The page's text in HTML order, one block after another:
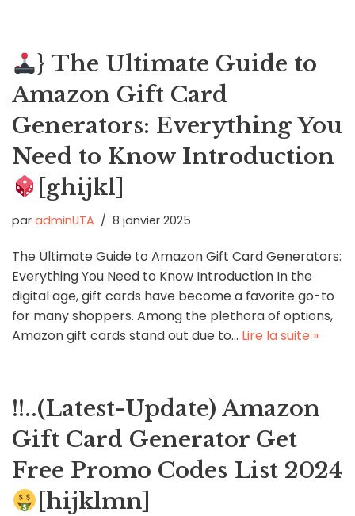
} The Ultimate Guide to
Amazon Gift Card
Generators: Everything You
Need to Know Introduction
[ghijkl]
par adminUTA 8 janvier 2025
The Ultimate Guide to Amazon Gift Card Generators:
Everything You Need to Know Introduction In the
digital age, gift cards have become a favorite go-to
for many shoppers. Among the plethora of options,
Amazon gift cards stand out due to… Lire la suite »
!!..(Latest-Update) Amazon
Gift Card Generator Get
Free Promo Codes List 2024
[hijklmn]